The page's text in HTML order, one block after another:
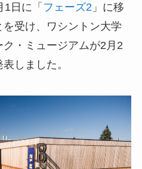
日に「 フェーズ2 」に移
受け、ワシントン大学
・ミュージアムが2月2
しました。